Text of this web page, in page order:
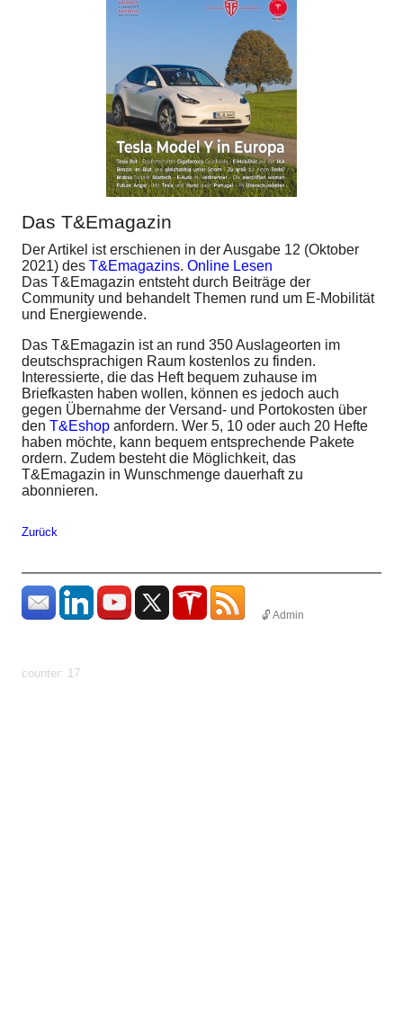
Das T&Emagazin
Der Artikel ist erschienen in der Ausgabe 12 (Oktober
2021) des T&Emagazins. Online Lesen
Das T&Emagazin entsteht durch Beiträge der
Community und behandelt Themen rund um E-Mobilität
und Energiewende.
Das T&Emagazin ist an rund 350 Auslageorten im
deutschsprachigen Raum kostenlos zu finden.
Interessierte, die das Heft bequem zuhause im
Briefkasten haben wollen, können es jedoch auch
gegen Übernahme der Versand- und Portokosten über
den T&Eshop anfordern. Wer 5, 10 oder auch 20 Hefte
haben möchte, kann bequem entsprechende Pakete
ordern. Zudem besteht die Möglichkeit, das
T&Emagazin in Wunschmenge dauerhaft zu
abonnieren.
Zurück
🔓 Admin
counter: 17